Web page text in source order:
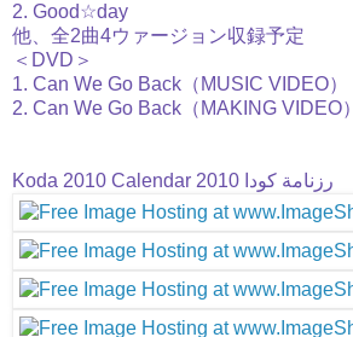
2. Good☆day
他、全2曲4ウァージョン収録予定
＜DVD＞
1. Can We Go Back（MUSIC VIDEO）
2. Can We Go Back（MAKING VIDEO）
Koda 2010 Calendar رزنامة كودا 2010